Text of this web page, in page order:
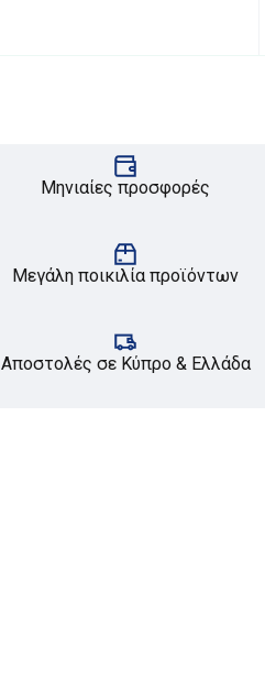
Μηνιαίες προσφορές
Μεγάλη ποικιλία προϊόντων
Αποστολές σε Κύπρο & Ελλάδα